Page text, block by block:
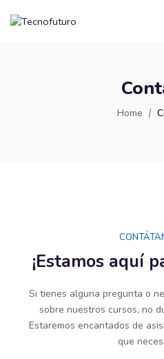
Home
¡Estamos aquí
Si tienes alguna pregunta o
sobre nuestros cursos, no
Estaremos encantados de
que